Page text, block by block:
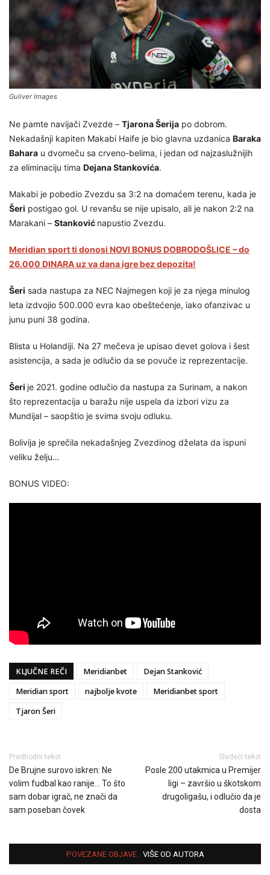
Guliver Images
Ne pamte navijači Zvezde – Tjarona Šerija po dobrom.
Nekadašnji kapiten Makabi Haife je bio glavna uzdanica Baraka
Bahara u dvomeču sa crveno-belima, i jedan od najzaslužnijih
za eliminaciju tima Dejana Stankovića.
Makabi je pobedio Zvezdu sa 3:2 na domaćem terenu, kada je
Šeri postigao gol. U revanšu se nije upisalo, ali je nakon 2:2 na
Marakani – Stanković napustio Zvezdu.
Meridian sport ti donosi NOVI BONUS DOBRODOŠLICE – do
26.000 DINARA uz va dana igre bez depozita!
Šeri sada nastupa za NEC Najmegen koji je za njega minulog
leta izdvojio 500.000 evra kao obeštećenje, iako ofanzivac u
junu puni 38 godina.
Blista u Holandiji. Na 27 mečeva je upisao devet golova i šest
asistencija, a sada je odlučio da se povuče iz reprezentacije.
Šeri je 2021. godine odlučio da nastupa za Surinam, a nakon
što reprezentacija u baražu nije uspela da izbori vizu za
Mundijal – saopštio je svima svoju odluku.
Bolivija je sprečila nekadašnjeg Zvezdinog dželata da ispuni
veliku želju…
BONUS VIDEO:
KLJUČNE REČI Meridianbet
Dejan Stanković
Meridian sport
najbolje kvote
Meridianbet sport
Tjaron Šeri
Predhodni tekst
De Brujne surovo iskren: Ne
volim fudbal kao ranije… To što
sam dobar igrač, ne znači da
sam poseban čovek
Sledeći tekst
Posle 200 utakmica u Premijer
ligi – završio u škotskom
drugoligašu, i odlučio da je
dosta
POVEZANE OBJAVE VIŠE OD AUTORA